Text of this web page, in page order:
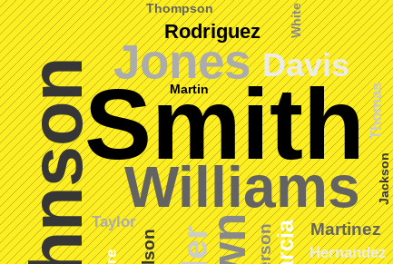
Smith
Williams
Jones Davis
Rodriguez
Martinez
Taylor
Thomas
Hernandez
Martin
Jackson
Thompson White